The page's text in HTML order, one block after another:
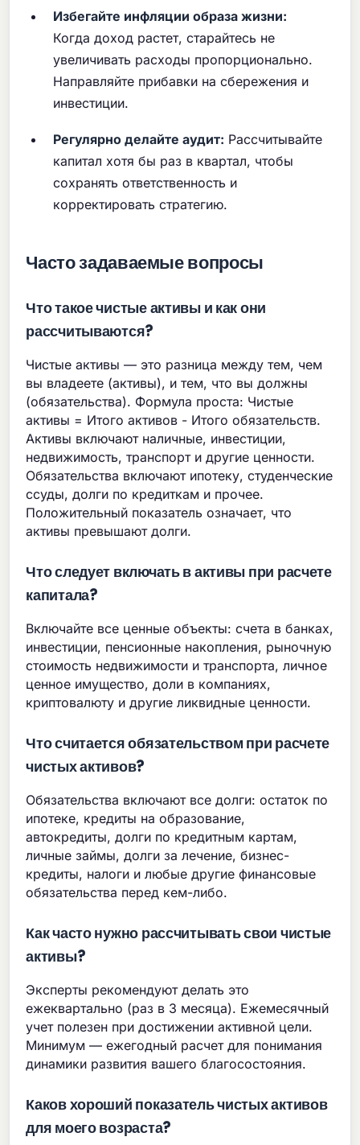
Избегайте инфляции образа жизни:
Когда доход растет, старайтесь не
увеличивать расходы пропорционально.
Направляйте прибавки на сбережения и
инвестиции.
Регулярно делайте аудит: Рассчитывайте
капитал хотя бы раз в квартал, чтобы
сохранять ответственность и
корректировать стратегию.
Часто задаваемые вопросы
Что такое чистые активы и как они
рассчитываются?
Чистые активы — это разница между тем, чем
вы владеете (активы), и тем, что вы должны
(обязательства). Формула проста: Чистые
активы = Итого активов - Итого обязательств.
Активы включают наличные, инвестиции,
недвижимость, транспорт и другие ценности.
Обязательства включают ипотеку, студенческие
ссуды, долги по кредиткам и прочее.
Положительный показатель означает, что
активы превышают долги.
Что следует включать в активы при расчете
капитала?
Включайте все ценные объекты: счета в банках,
инвестиции, пенсионные накопления, рыночную
стоимость недвижимости и транспорта, личное
ценное имущество, доли в компаниях,
криптовалюту и другие ликвидные ценности.
Что считается обязательством при расчете
чистых активов?
Обязательства включают все долги: остаток по
ипотеке, кредиты на образование,
автокредиты, долги по кредитным картам,
личные займы, долги за лечение, бизнес-
кредиты, налоги и любые другие финансовые
обязательства перед кем-либо.
Как часто нужно рассчитывать свои чистые
активы?
Эксперты рекомендуют делать это
ежеквартально (раз в 3 месяца). Ежемесячный
учет полезен при достижении активной цели.
Минимум — ежегодный расчет для понимания
динамики развития вашего благосостояния.
Каков хороший показатель чистых активов
для моего возраста?